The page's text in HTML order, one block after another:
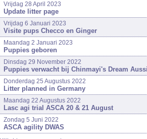
Vrijdag 28 April 2023
Update litter page
Vrijdag 6 Januari 2023
Visite pups Checco en Ginger
Maandag 2 Januari 2023
Puppies geboren
Dinsdag 29 November 2022
Puppies verwacht bij Chinmayi's Dream
Donderdag 25 Augustus 2022
Litter planned in Germany
Maandag 22 Augustus 2022
Lasc agi trial ASCA 20 & 21 August
Zondag 5 Juni 2022
ASCA agility DWAS